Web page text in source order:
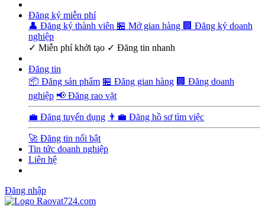
Đăng ký miễn phí
👤 Đăng ký thành viên 🏪 Mở gian hàng 🏢 Đăng ký doanh
nghiệp
✓ Miễn phí khởi tạo ✓ Đăng tin nhanh
Đăng tin
📦 Đăng sản phẩm 🏪 Đăng gian hàng 🏢 Đăng doanh
nghiệp 📢 Đăng rao vặt
💼 Đăng tuyển dụng 👨‍💼 Đăng hồ sơ tìm việc
🚀 Đăng tin nổi bật
Tin tức doanh nghiệp
Liên hệ
Đăng nhập